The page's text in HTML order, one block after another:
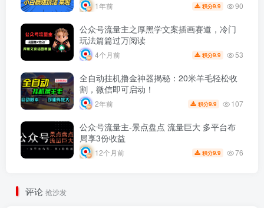
1年前 积分9.9 90
公众号流量主之厚黑学文案插画赛道，冷门
玩法篇篇过万阅读
4个月前 积分9.9 53
全自动挂机撸金神器揭秘：20米羊毛轻松收
割，微信即可启动！
2年前 积分9.9 107
公众号流量主-景点盘点 流量巨大 多平台布
局享3份收益
12个月前 积分9.9 76
评论 抢沙发